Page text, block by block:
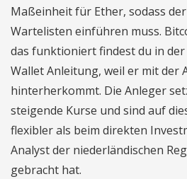
Maßeinheit für Ether, sodass
Wartelisten einführen muss.
das funktioniert findest du in
Wallet Anleitung, weil er mit der
hinterherkommt. Die Anleger
steigende Kurse und sind auf
flexibler als beim direkten
Analyst der niederländischen
gebracht hat.